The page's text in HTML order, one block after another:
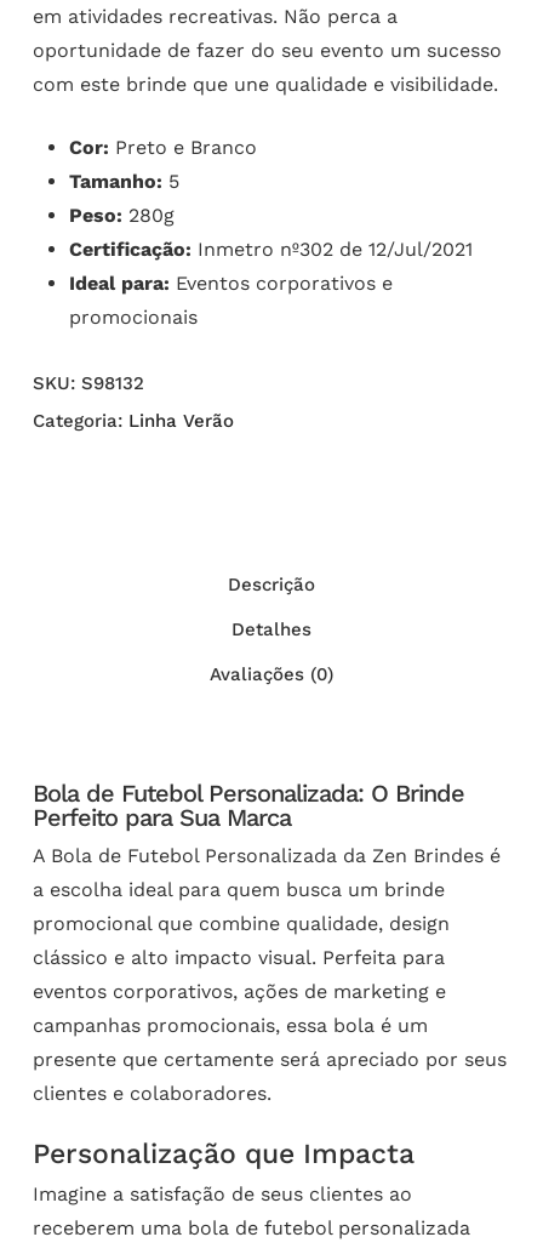
em atividades recreativas. Não perca a
oportunidade de fazer do seu evento um sucesso
com este brinde que une qualidade e visibilidade.
Cor: Preto e Branco
Tamanho: 5
Peso: 280g
Certificação: Inmetro nº302 de 12/Jul/2021
Ideal para: Eventos corporativos e
promocionais
SKU: S98132
Categoria: Linha Verão
Descrição
Detalhes
Avaliações (0)
Bola de Futebol Personalizada: O Brinde
Perfeito para Sua Marca
A Bola de Futebol Personalizada da Zen Brindes é
a escolha ideal para quem busca um brinde
promocional que combine qualidade, design
clássico e alto impacto visual. Perfeita para
eventos corporativos, ações de marketing e
campanhas promocionais, essa bola é um
presente que certamente será apreciado por seus
clientes e colaboradores.
Personalização que Impacta
Imagine a satisfação de seus clientes ao
receberem uma bola de futebol personalizada